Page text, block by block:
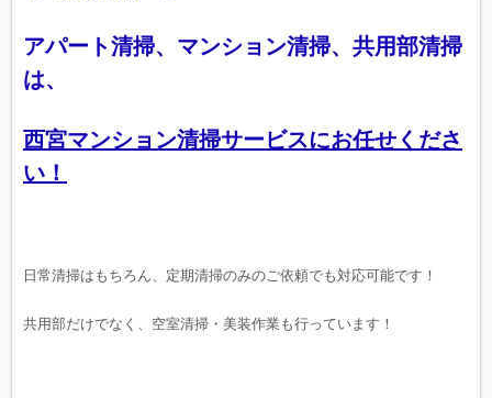
アパート清掃、マンション清掃、共用部清掃
は、
西宮マンション清掃サービスにお任せくださ
い！
日常清掃はもちろん、定期清掃のみのご依頼でも対応可能です！
共用部だけでなく、空室清掃・美装作業も行っています！